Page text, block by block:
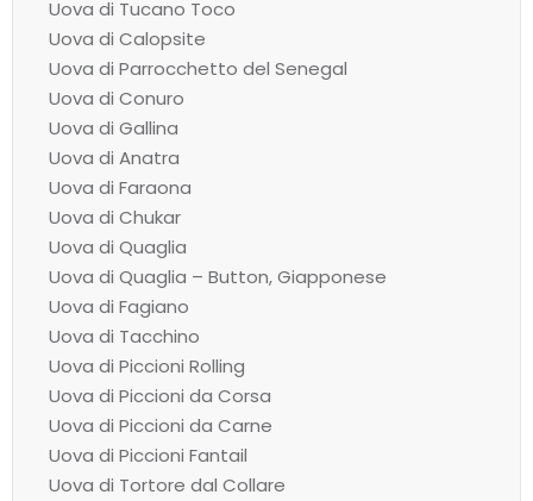
Uova di Tucano Toco
Uova di Calopsite
Uova di Parrocchetto del Senegal
Uova di Conuro
Uova di Gallina
Uova di Anatra
Uova di Faraona
Uova di Chukar
Uova di Quaglia
Uova di Quaglia – Button, Giapponese
Uova di Fagiano
Uova di Tacchino
Uova di Piccioni Rolling
Uova di Piccioni da Corsa
Uova di Piccioni da Carne
Uova di Piccioni Fantail
Uova di Tortore dal Collare